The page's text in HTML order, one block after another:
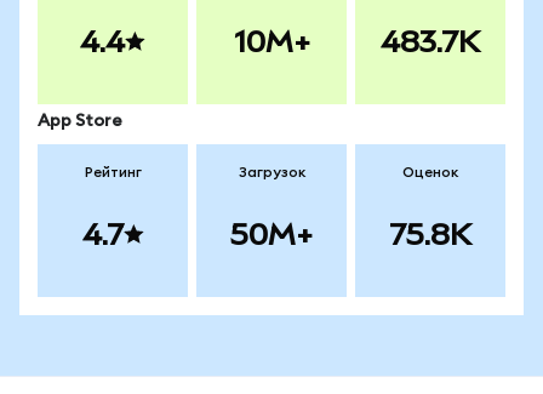
4.4 10M+ 483.7K
App Store
Рейтинг
4.7
Загрузок
50M+
Оценок
75.8K